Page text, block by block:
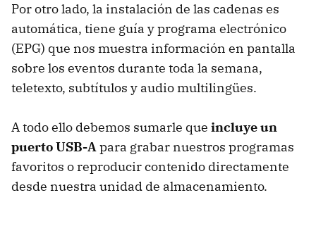
Por otro lado, la instalación de las cadenas es
automática, tiene guía y programa electrónico
(EPG) que nos muestra información en pantalla
sobre los eventos durante toda la semana,
teletexto, subtítulos y audio multilingües.
A todo ello debemos sumarle que incluye un
puerto USB-Apara grabar nuestros programas
favoritos o reproducir contenido directamente
desde nuestra unidad de almacenamiento.